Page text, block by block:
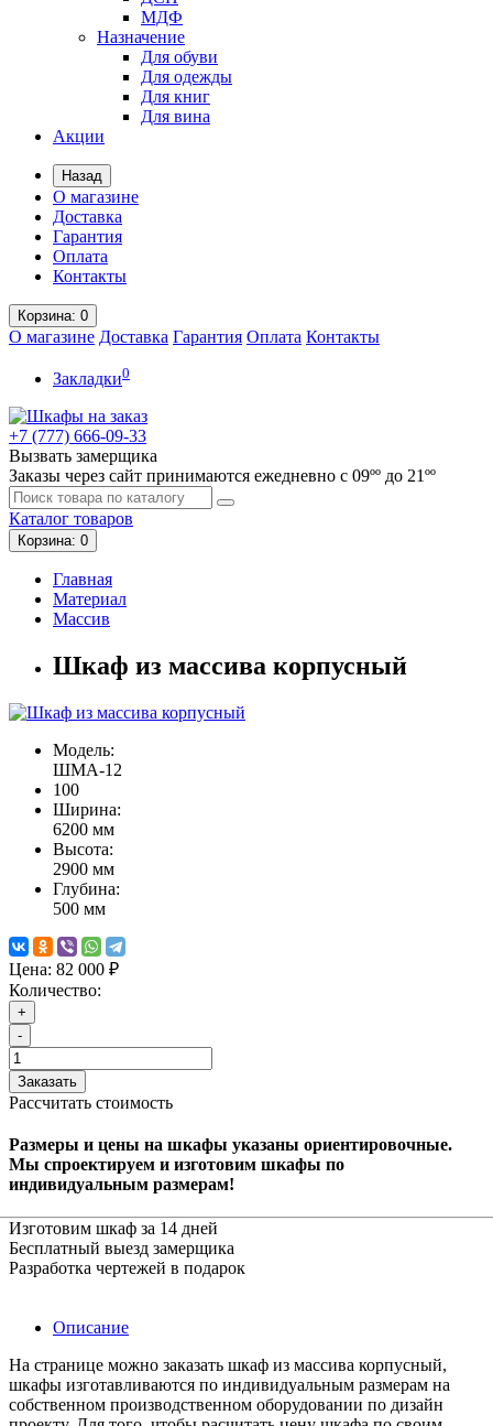
МДФ
Назначение
Для обуви
Для одежды
Для книг
Для вина
Акции
Назад
О магазине
Доставка
Гарантия
Оплата
Контакты
Корзина: 0
О магазине Доставка Гарантия Оплата Контакты
Закладки0
+7 (777) 666-09-33
Вызвать замерщика
Заказы через сайт принимаются ежедневно с 09ºº до 21ºº
Каталог товаров
Корзина: 0
Главная
Материал
Массив
Шкаф из массива корпусный
Модель:
ШМА-12
100
Ширина:
6200 мм
Высота:
2900 мм
Глубина:
500 мм
Цена: 82 000 ₽
Количество:
+
-
Заказать
Рассчитать стоимость
Размеры и цены на шкафы указаны ориентировочные.
Мы спроектируем и изготовим шкафы по
индивидуальным размерам!
Изготовим шкаф за 14 дней
Бесплатный выезд замерщика
Разработка чертежей в подарок
Описание
На странице можно заказать шкаф из массива корпусный,
шкафы изготавливаются по индивидуальным размерам на
собственном производственном оборудовании по дизайн